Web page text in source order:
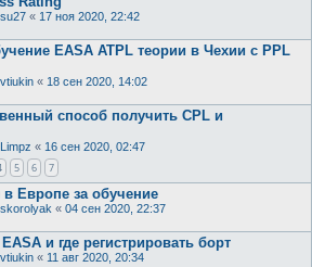
su27 « 17 ноя 2020, 22:42
EASA ATPL теории в Чехии с PPL
vtiukin « 18 сен 2020, 14:02
способ получить CPL и
Limpz « 16 сен 2020, 02:47
5 6 7
в Европе за обучение
skorolyak « 04 сен 2020, 22:37
и где регистрировать борт
vtiukin « 11 авг 2020, 20:34